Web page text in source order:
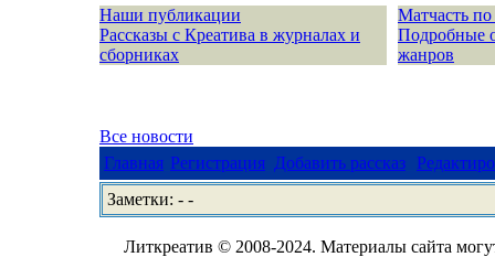
Наши публикации
Рассказы с Креатива в журналах и
сборниках
Матчасть
Подробные
жанров
Все новости
Главная Регистрация Добавить рассказ
Заметки: - -
Литкреатив © 2008-2024. Материалы сайта